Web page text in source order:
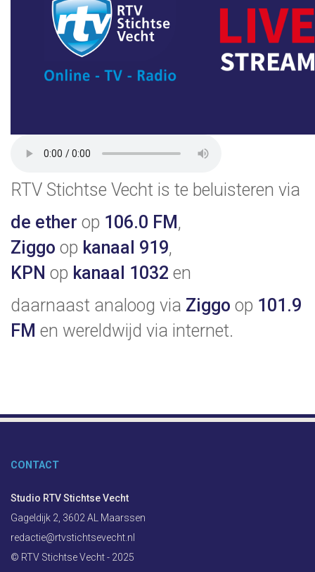
RTV Stichtse Vecht is te beluisteren via
de ether op 106.0 FM ,
Ziggo op kanaal 919,
KPN op kanaal 1032 en
daarnaast analoog via Ziggo op 101.9
FM en wereldwijd via internet.
CONTACT
Studio RTV Stichtse Vecht
Gageldijk 2, 3602 AL Maarssen
redactie@rtvstichtsevecht.nl
© RTV Stichtse Vecht - 2025